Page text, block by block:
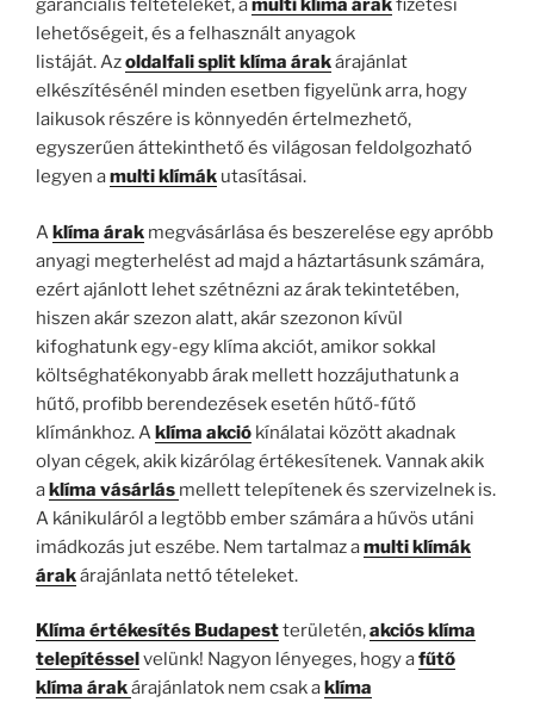
garanciális feltételeket, amulti klíma árakfizetési
lehetőségeit, és a felhasznált anyagok
listáját. Azoldalfali split klíma árakárajánlat
elkészítésénél minden esetben figyelünk arra, hogy
laikusok részére is könnyedén értelmezhető,
egyszerűen áttekinthető és világosan feldolgozható
legyen amulti klímák utasításai.
Aklíma árak megvásárlása és beszerelése egy apróbb
anyagi megterhelést ad majd a háztartásunk számára,
ezért ajánlott lehet szétnézni az árak tekintetében,
hiszen akár szezon alatt, akár szezonon kívül
kifoghatunk egy-egy klíma akciót, amikor sokkal
költséghatékonyabb árak mellett hozzájuthatunk a
hűtő, profibb berendezések esetén hűtő-fűtő
klímánkhoz. Aklíma akció kínálatai között akadnak
olyan cégek, akik kizárólag értékesítenek. Vannak akik
aklíma vásárlás mellett telepítenek és szervizelnek is.
A kánikuláról a legtöbb ember számára a hűvös utáni
imádkozás jut eszébe. Nem tartalmaz amulti klímák
árakárajánlata nettó tételeket.
Klíma értékesítés Budapestterületén,akciós klíma
telepítéssel velünk! Nagyon lényeges, hogy afűtő
klíma árakárajánlatok nem csak a klíma